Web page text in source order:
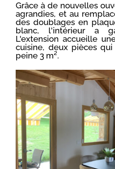
Grâce à de nouvelles
agrandies, et au
des doublages en
blanc, l'intérieur a
L'extension accueille
cuisine, deux pièces
peine 3 m².